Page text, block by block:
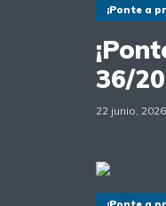
¡Ponte a
36/
22 junio, 2026